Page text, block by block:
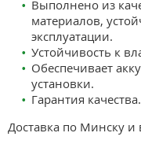
Выполнено из
материалов,
эксплуатации.
Устойчивость к
Обеспечивает
установки.
Гарантия качества.
Доставка по Минску и